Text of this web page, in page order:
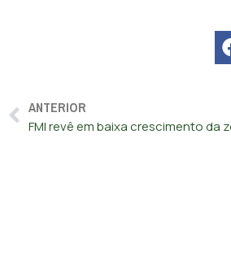
ANTERIOR